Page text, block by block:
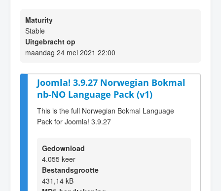
Maturity
Stable
Uitgebracht op
maandag 24 mei 2021 22:00
Joomla! 3.9.27 Norwegian Bokmal
nb-NO Language Pack (v1)
This is the full Norwegian Bokmal Language
Pack for Joomla! 3.9.27
Gedownload
4.055 keer
Bestandsgrootte
431,14 kB